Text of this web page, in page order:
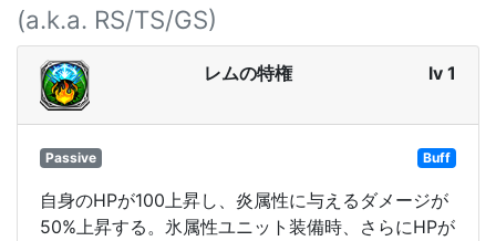
(a.k.a. RS/TS/GS)
レムの特権 lv 1
Passive Buff
自身のHPが100上昇し、炎属性に与えるダメージが
50%上昇する。氷属性ユニット装備時、さらにHPが